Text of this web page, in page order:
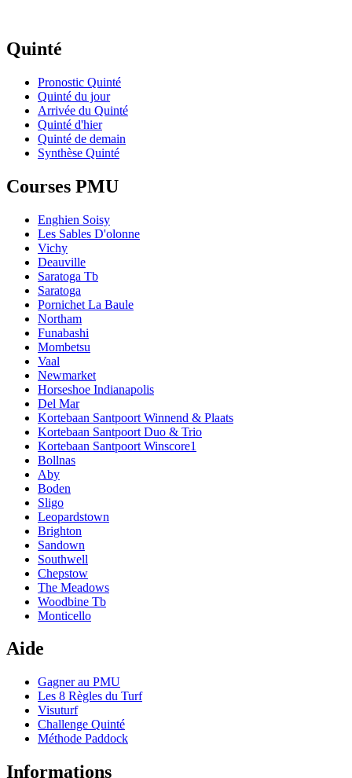
Quinté
Pronostic Quinté
Quinté du jour
Arrivée du Quinté
Quinté d'hier
Quinté de demain
Synthèse Quinté
Courses PMU
Enghien Soisy
Les Sables D'olonne
Vichy
Deauville
Saratoga Tb
Saratoga
Pornichet La Baule
Northam
Funabashi
Mombetsu
Vaal
Newmarket
Horseshoe Indianapolis
Del Mar
Kortebaan Santpoort Winnend & Plaats
Kortebaan Santpoort Duo & Trio
Kortebaan Santpoort Winscore1
Bollnas
Aby
Boden
Sligo
Leopardstown
Brighton
Sandown
Southwell
Chepstow
The Meadows
Woodbine Tb
Monticello
Aide
Gagner au PMU
Les 8 Règles du Turf
Visuturf
Challenge Quinté
Méthode Paddock
Informations